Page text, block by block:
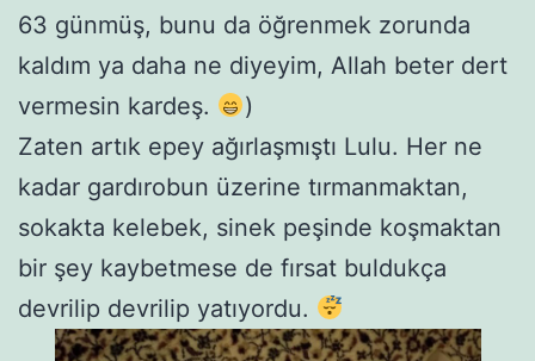
63 günmüş, bunu da öğrenmek zorunda
kaldım ya daha ne diyeyim, Allah beter dert
vermesin kardeş.
)
Zaten artık epey ağırlaşmıştı Lulu. Her ne
kadar gardırobun üzerine tırmanmaktan,
sokakta kelebek, sinek peşinde koşmaktan
bir şey kaybetmese de fırsat buldukça
devrilip devrilip yatıyordu.